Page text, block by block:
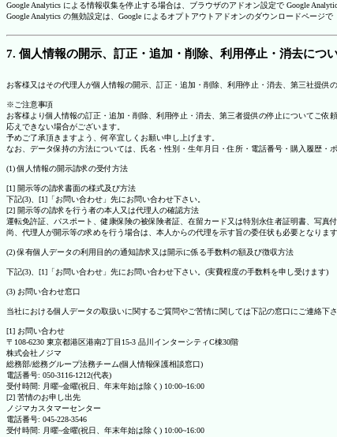
Google Analytics による情報収集を停止する場合は、ブラウザのアドオン設定で Google
Google Analytics の無効設定は、Google によるオプトアウトアドオンのダウンロードページ
7. 個人情報の開示、訂正・追加・削除、利用停止・消去につ
お客様又はその代理人が個人情報の開示、訂正・追加・削除、利用停止・消去、第三社提供
※ご注意事項
お客様より個人情報の訂正・追加・削除、利用停止・消去、第三者提供の停止についてご
応えできない場合がございます。
予めご了承頂きますよう、何卒宜しくお願い申し上げます。
なお、データ保持の方法については、氏名・性別・生年月日・住所・電話番号・購入履歴
(1) 個人情報の開示請求の受付方法
[1] 開示等の請求書面の様式及び方法
下記(3)、[1]「お問い合わせ」先にお問い合わせ下さい。
[2] 開示等の請求を行う者の本人又は代理人の確認方法
運転免許証、パスポート、健康保険の被保険者証、在留カード又は特別永住者証明書、写真
尚、代理人が開示等の求めを行う場合は、本人からの代理を示す旨の委任状も必要となります
(2) 保有個人データの利用目的の通知請求又は開示に係る手数料の額及び徴収方法
下記(3)、[1]「お問い合わせ」先にお問い合わせ下さい。(実費程度の手数料を申し受けます)
(3) お問い合わせ窓口
当社における個人データの取扱いに関するご質問やご苦情に関しては下記の窓口にご連絡下さ
[1] お問い合わせ
〒108-6230 東京都港区港南2丁目15-3 品川インターシティC棟30階
株式会社ノジマ
総務部/総務グループ法務チーム(個人情報保護相談窓口)
電話番号: 050-3116-1212(代表)
受付時間: 月曜~金曜(祝日、年末年始は除く) 10:00~16:00
[2] 苦情のお申し出先
ノジマカスタマーセンター
電話番号: 045-228-3546
受付時間: 月曜~金曜(祝日、年末年始は除く) 10:00~16:00